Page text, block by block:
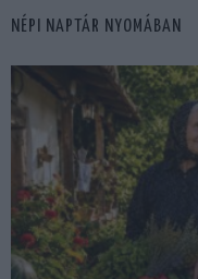
NÉPI NAPTÁR NYOMÁBAN